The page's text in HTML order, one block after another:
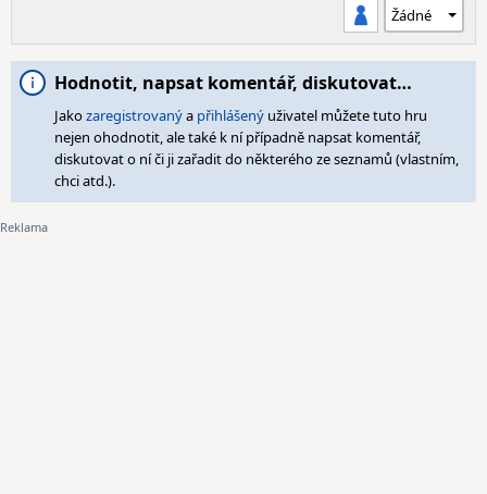
Hodnotit, napsat komentář, diskutovat…
Jakozaregistrovanýa přihlášený uživatel můžete tuto hru
nejen ohodnotit, ale také k ní případně napsat komentář,
diskutovat o ní či ji zařadit do některého ze seznamů (vlastním,
chci atd.).